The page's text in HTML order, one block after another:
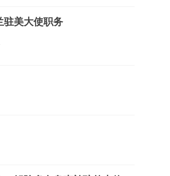
驻美大使职务